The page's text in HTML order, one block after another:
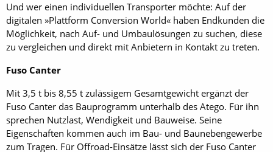
Und wer einen individuellen Transporter möchte: Auf der
digitalen »Plattform Conversion World« haben Endkunden die
Möglichkeit, nach Auf- und Umbaulösungen zu suchen, diese
zu vergleichen und direkt mit Anbietern in Kontakt zu treten.
Fuso Canter
Mit 3,5 t bis 8,55 t zulässigem ­Gesamtgewicht ergänzt der
Fuso Canter das Bauprogramm unterhalb des Atego. Für ihn
sprechen Nutzlast, Wendigkeit und Bauweise. Seine
Eigenschaften kommen auch im Bau- und Baunebengewerbe
zum Tragen. Für Offroad-Einsätze lässt sich der Fuso Canter